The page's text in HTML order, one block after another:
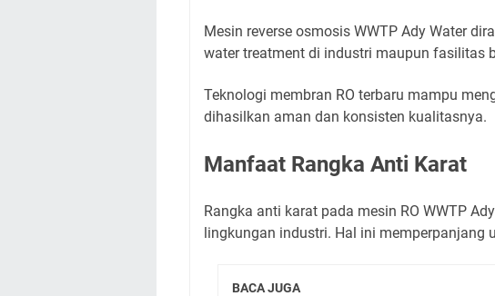
Mesin reverse osmosis WWTP Ady Water
water treatment di industri maupun fasilitas
Teknologi membran RO terbaru mampu
dihasilkan aman dan konsisten kualitasnya.
Manfaat Rangka Anti Karat
Rangka anti karat pada mesin RO WWTP
lingkungan industri. Hal ini memperpanjang
BACA JUGA